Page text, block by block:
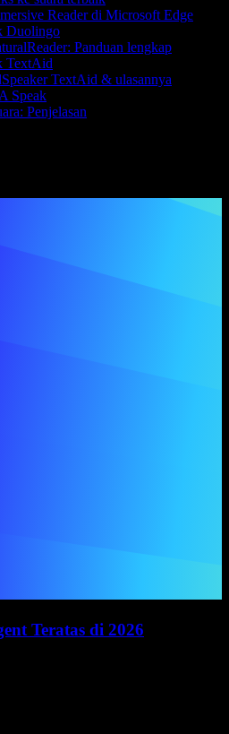
Reader di Microsoft Edge
Duolingo
Panduan lengkap
TextAid
TextAid & ulasannya
Speak
Penjelasan
Teratas di 2026